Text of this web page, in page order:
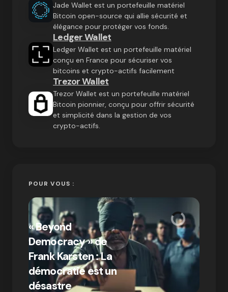
Jade Wallet est un portefeuille matériel
Bitcoin open-source qui allie sécurité et
élégance pour protéger vos fonds.
Ledger Wallet
Ledger Wallet est un portefeuille matériel
conçu en France pour sécuriser vos
bitcoins et crypto-actifs facilement
Trezor Wallet
Trezor Wallet est un portefeuille matériel
Bitcoin pionnier, conçu pour offrir sécurité
et simplicité dans la gestion de vos
crypto-actifs.
POUR VOUS :
« Beyond
Democracy » de
Frank Karsten : La
démocratie est un
désastre
par Ines Aissani
on 03/10/2024